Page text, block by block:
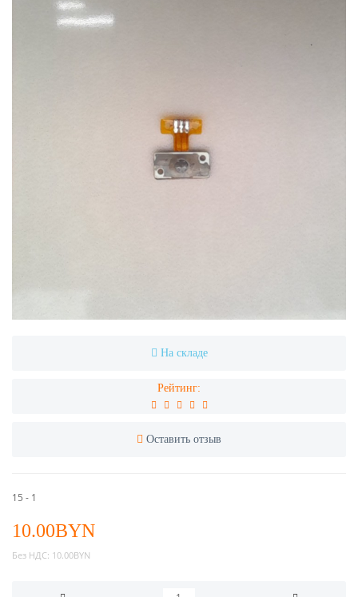
На складе
Рейтинг:
Оставить отзыв
15 - 1
10.00BYN
Без НДС: 10.00BYN